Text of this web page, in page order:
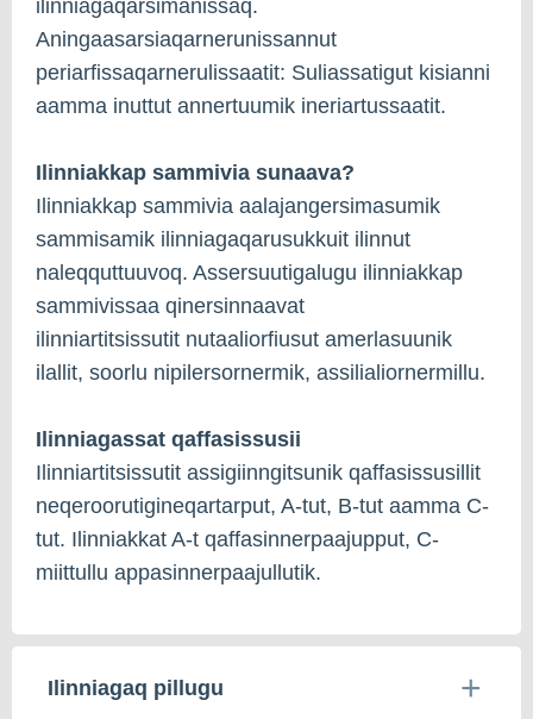
ilinniagaqarsimanissaq.
Aningaasarsiaqarnerunissannut
periarfissaqarnerulissaatit: Suliassatigut kisianni
aamma inuttut annertuumik ineriartussaatit.
Ilinniakkap sammivia sunaava?
Ilinniakkap sammivia aalajangersimasumik
sammisamik ilinniagaqarusukkuit ilinnut
naleqquttuuvoq. Assersuutigalugu ilinniakkap
sammivissaa qinersinnaavat
ilinniartitsissutit nutaaliorfiusut amerlasuunik
ilallit, soorlu nipilersornermik, assilialiornermillu.
Ilinniagassat qaffasissusii
Ilinniartitsissutit assigiinngitsunik qaffasissusillit
neqeroorutigineqartarput, A-tut, B-tut aamma C-
tut. Ilinniakkat A-t qaffasinnerpaajupput, C-
miittullu appasinnerpaajullutik.
Ilinniagaq pillugu